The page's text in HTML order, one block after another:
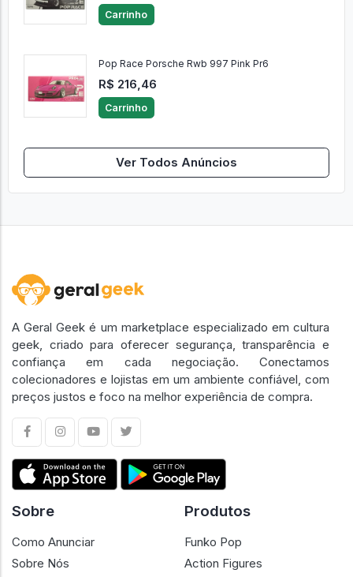
Carrinho
Pop Race Porsche Rwb 997 Pink Pr6
R$ 216,46
Carrinho
Ver Todos Anúncios
A Geral Geek é um marketplace especializado em cultura
geek, criado para oferecer segurança, transparência e
confiança em cada negociação. Conectamos
colecionadores e lojistas em um ambiente confiável, com
preços justos e foco na melhor experiência de compra.
Sobre
Como Anunciar
Sobre Nós
Produtos
Funko Pop
Action Figures